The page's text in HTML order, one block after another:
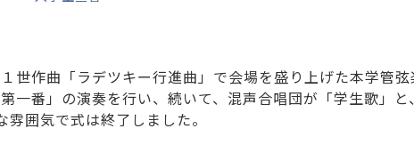
世作曲「ラデツキー行進曲」で会場を盛り上げた本学管弦
一番」の演奏を行い、続いて、混声合唱団が「学生歌」と
囲気で式は終了しました。